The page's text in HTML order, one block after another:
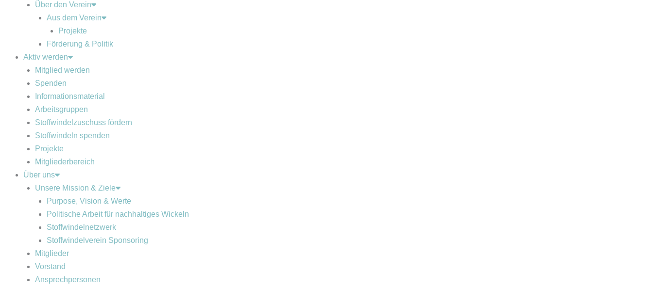
Über den Verein
Aus dem Verein
Projekte
Förderung & Politik
Aktiv werden
Mitglied werden
Spenden
Informationsmaterial
Arbeitsgruppen
Stoffwindelzuschuss fördern
Stoffwindeln spenden
Projekte
Mitgliederbereich
Über uns
Unsere Mission & Ziele
Purpose, Vision & Werte
Politische Arbeit für nachhaltiges Wickeln
Stoffwindelnetzwerk
Stoffwindelverein Sponsoring
Mitglieder
Vorstand
Ansprechpersonen